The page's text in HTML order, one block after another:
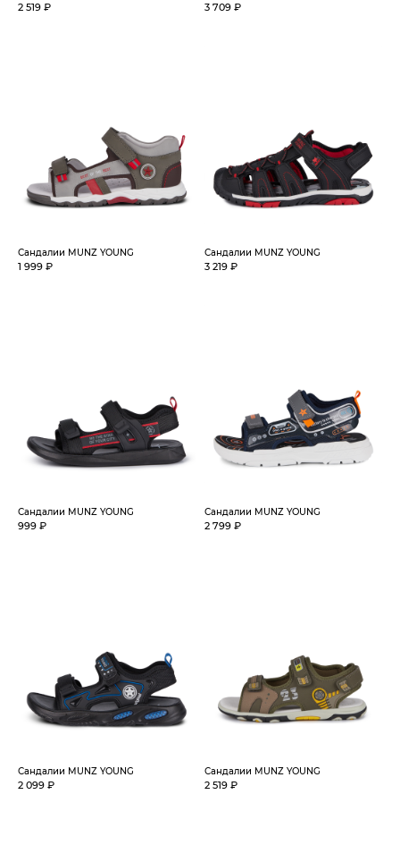
2 519 ₽ 3 709 ₽
Сандалии MUNZ YOUNG
1 999 ₽
Сандалии MUNZ YOUNG
3 219 ₽
Сандалии MUNZ YOUNG
999 ₽
Сандалии MUNZ YOUNG
2 799 ₽
Сандалии MUNZ YOUNG
2 099 ₽
Сандалии MUNZ YOUNG
2 519 ₽